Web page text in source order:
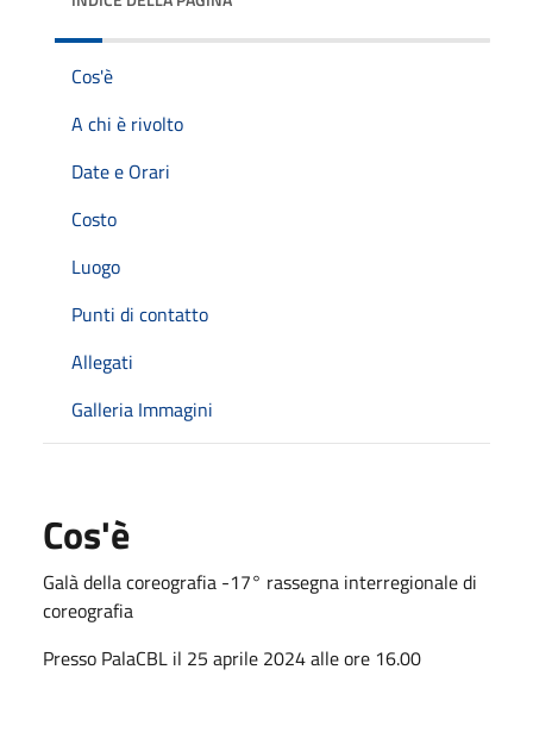
Cos'è
A chi è rivolto
Date e Orari
Costo
Luogo
Punti di contatto
Allegati
Galleria Immagini
Cos'è
Galà della coreografia -17° rassegna interregionale di
coreografia
Presso PalaCBL il 25 aprile 2024 alle ore 16.00